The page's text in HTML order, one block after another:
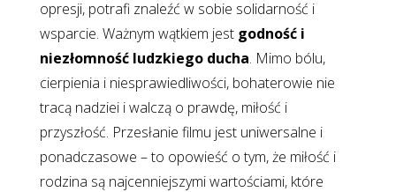
opresji, potrafi znaleźć w sobie solidarność i
wsparcie. Ważnym wątkiem jest godność i
niezłomność ludzkiego ducha. Mimo bólu,
cierpienia i niesprawiedliwości, bohaterowie nie
tracą nadziei i walczą o prawdę, miłość i
przyszłość. Przesłanie filmu jest uniwersalne i
ponadczasowe – to opowieść o tym, że miłość i
rodzina są najcenniejszymi wartościami, które